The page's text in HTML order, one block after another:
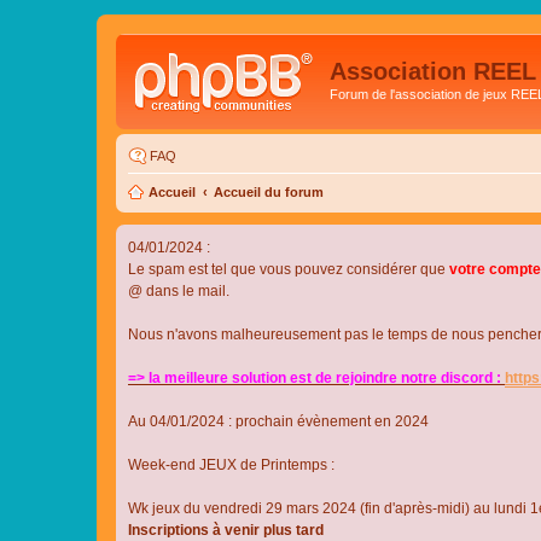
Association REEL
Forum de l'association de jeux REEL
FAQ
Accueil Accueil du forum
04/01/2024 :
Le spam est tel que vous pouvez considérer que votre
@ dans le mail.
Nous n'avons malheureusement pas le temps de nous
=> la meilleure solution est de rejoindre notre discord :
Au 04/01/2024 : prochain évènement en 2024
Week-end JEUX de Printemps :
Wk jeux du vendredi 29 mars 2024 (fin d'après-midi) au lundi
Inscriptions à venir plus tard